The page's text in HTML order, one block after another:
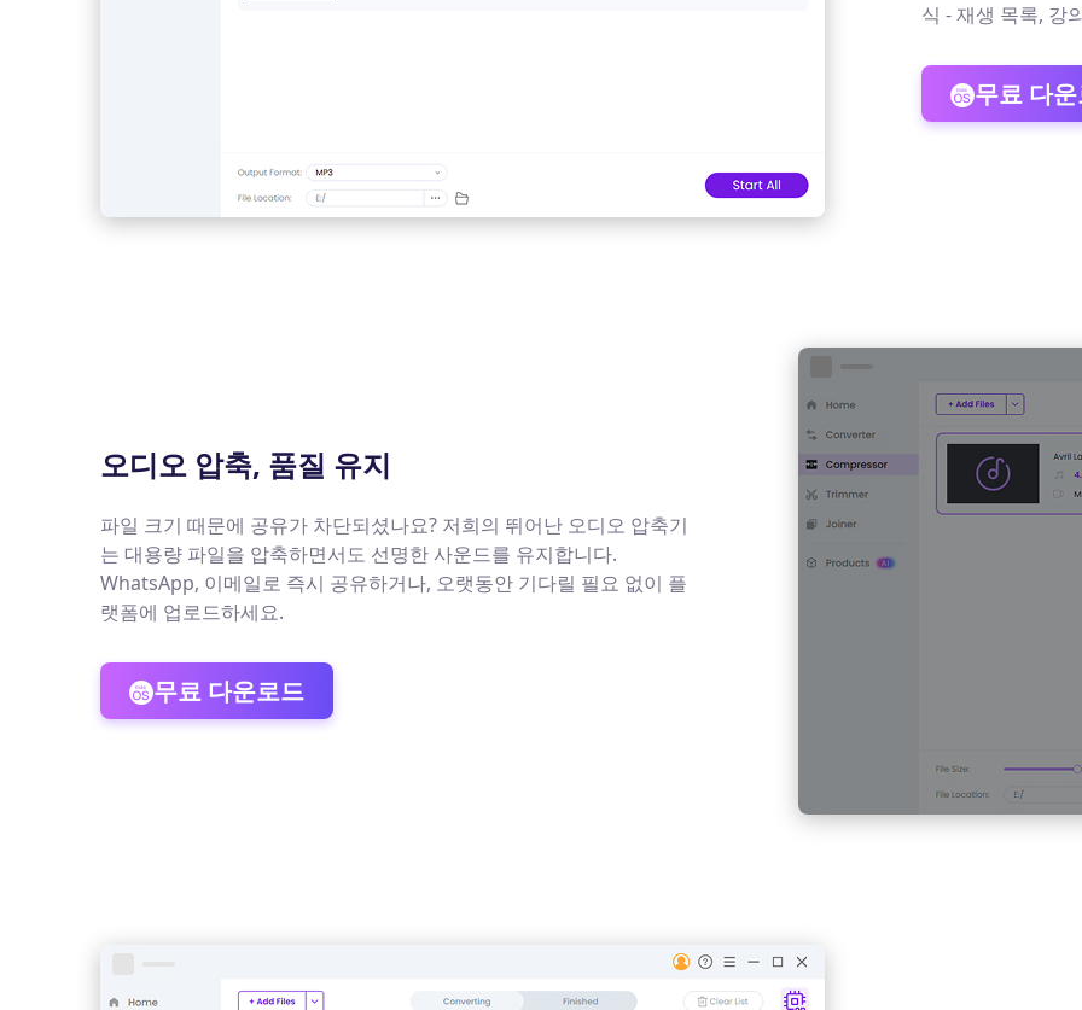
식 - 재생 목록, 강
무료 다
오디오 압축, 품질 유지
파일 크기 때문에 공유가 차단되셨나요? 저희의 뛰어난 오디오 압축기
는 대용량 파일을 압축하면서도 선명한 사운드를 유지합니다.
WhatsApp, 이메일로 즉시 공유하거나, 오랫동안 기다릴 필요 없이 플
랫폼에 업로드하세요.
무료 다운로드